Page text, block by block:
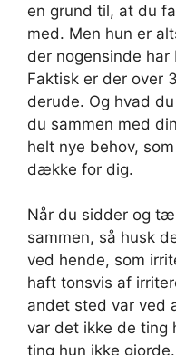
en grund til, at du
med. Men hun er
der nogensinde
Faktisk er der over
derude. Og hvad
du sammen med
helt nye behov,
dække for dig.
Når du sidder og
sammen, så husk
ved hende, som
haft tonsvis af
andet sted var ved
var det ikke de ting
ting hun ikke gjorde.